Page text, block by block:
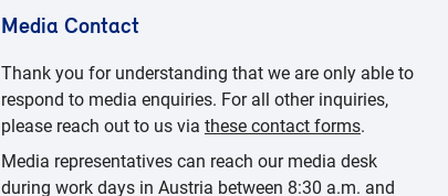
Media Contact
Thank you for understanding that we are only able to
respond to media enquiries. For all other inquiries,
please reach out to us via these contact forms.
Media representatives can reach our media desk
during work days in Austria between 8:30 a.m. and